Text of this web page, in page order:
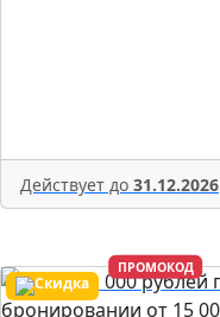
Действует до 31.12.2026
ПРОМОКОД